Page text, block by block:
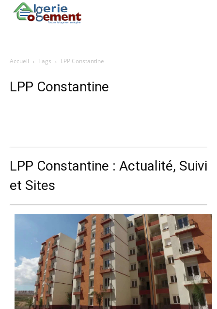
Accueil Tags LPP Constantine
LPP Constantine
LPP Constantine : Actualité, Suivi
et Sites